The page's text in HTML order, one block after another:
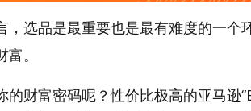
，选品是最重要也是最有难度的一个
。
的财富密码呢？性价比极高的亚马逊